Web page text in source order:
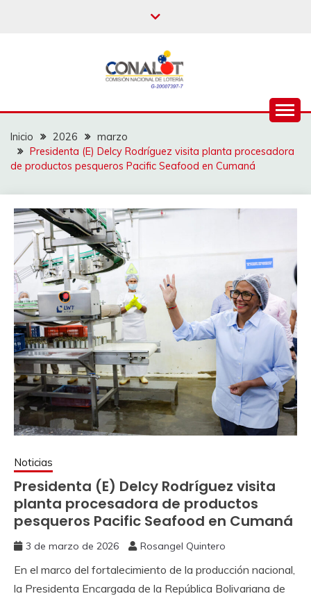
Inicio 2026
marzo
Presidenta (E) Delcy Rodríguez visita planta procesadora
de productos pesqueros Pacific Seafood en Cumaná
Noticias
Presidenta (E) Delcy Rodríguez visita
planta procesadora de productos
pesqueros Pacific Seafood en Cumaná
3 de marzo de 2026 Rosangel Quintero
En el marco del fortalecimiento de la producción nacional,
la Presidenta Encargada de la República Bolivariana de